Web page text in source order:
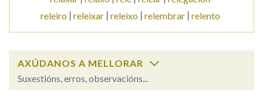
Marcas gramaticais
releiro
releixar releixo relembrar relento
AXÚDANOS A MELLORAR
Suxestións, erros, observacións...